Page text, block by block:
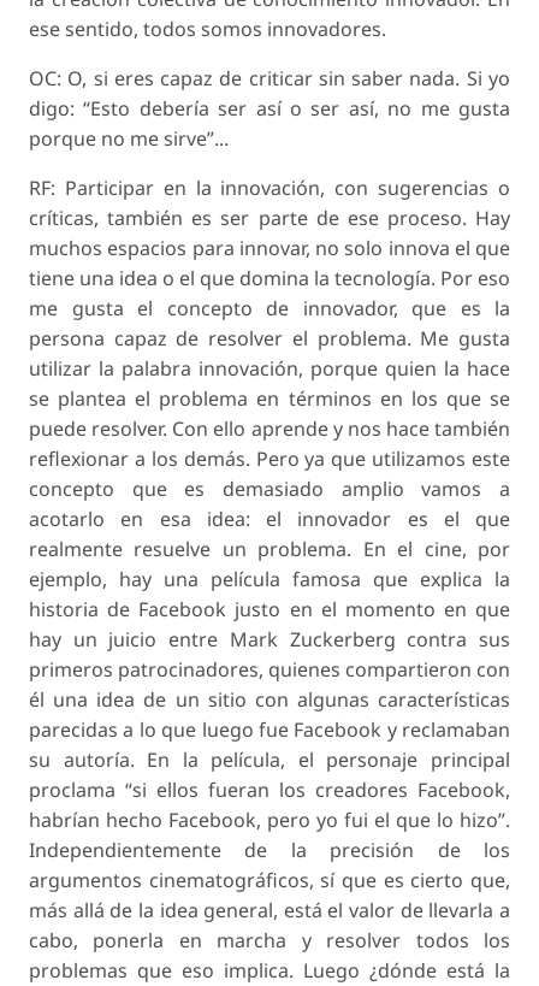
ese sentido, todos somos innovadores.
OC: O, si eres capaz de criticar sin saber nada. Si yo
digo: “Esto debería ser así o ser así, no me gusta
porque no me sirve”...
RF: Participar en la innovación, con sugerencias o
críticas, también es ser parte de ese proceso. Hay
muchos espacios para innovar, no solo innova el que
tiene una idea o el que domina la tecnología. Por eso
me gusta el concepto de innovador, que es la
persona capaz de resolver el problema. Me gusta
utilizar la palabra innovación, porque quien la hace
se plantea el problema en términos en los que se
puede resolver. Con ello aprende y nos hace también
reflexionar a los demás. Pero ya que utilizamos este
concepto que es demasiado amplio vamos a
acotarlo en esa idea: el innovador es el que
realmente resuelve un problema. En el cine, por
ejemplo, hay una película famosa que explica la
historia de Facebook justo en el momento en que
hay un juicio entre Mark Zuckerberg contra sus
primeros patrocinadores, quienes compartieron con
él una idea de un sitio con algunas características
parecidas a lo que luego fue Facebook y reclamaban
su autoría. En la película, el personaje principal
proclama “si ellos fueran los creadores Facebook,
habrían hecho Facebook, pero yo fui el que lo hizo”.
Independientemente de la precisión de los
argumentos cinematográficos, sí que es cierto que,
más allá de la idea general, está el valor de llevarla a
cabo, ponerla en marcha y resolver todos los
problemas que eso implica. Luego ¿dónde está la